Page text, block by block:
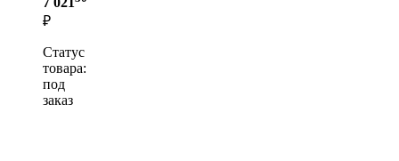
₽
Статус
товара:
под
заказ